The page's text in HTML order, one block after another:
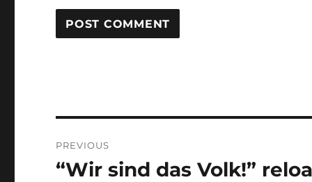
navigation
PREVIOUS
Previous
“Wir sind das Volk!”